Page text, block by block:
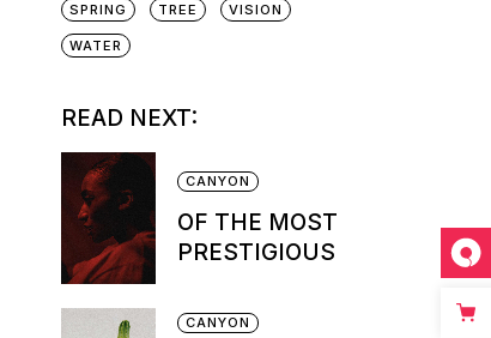
SPRING TREE VISION
WATER
READ NEXT:
CANYON
OF THE MOST
PRESTIGIOUS
CANYON